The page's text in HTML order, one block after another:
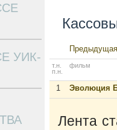
т.н.
п.н.
фильм
1 Эволюция
Лента
УИК-